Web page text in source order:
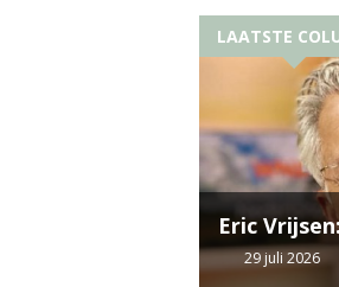
LAATSTE
Eric
29 juli 2026